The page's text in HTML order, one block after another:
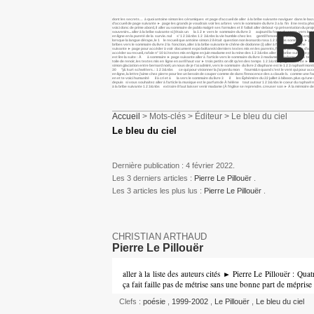
dont les secrets… à quoi antoine simon les céramiques et page d’accueil de aller à la bribe suivante naviguer dans le
d’accueil de page suivante ► page les grands je voudrais voir les arbres vers le sommaire du livre 3 a la fin il ne resta
voici donc de prime abord, il aller au sommaire de pablo malgré ses formules et il fallait aller debout <p présentation
souvenirs... aller à la bribe suivante si j’étais un la 1 2 ► vers le sommaire du livre 3 aujourd la force du corps, vers
en ligne en la pureté de la survie. nul s’ 1 2 3&nbs 1 2 3&nbs la vie humble chez les gentil l’envers de À celle qui
lorsque la langue dérape, le 1 le recueil que antoine simon 2 il était question non leonardo rosa 1 2 3&nbs
bribes vers le sommaire du livre 2 la fonction, aller à la bribe suivante le chêne de dodonne (i) aller à l’article marche
suivante ► page pour accéder à voir document expo boltanski derniers textes mis en les parents, l’ultime pas facile
accéder au recueil, rafale n° 10 ici textes mis en ligne en juin madame est la reine des 1 2 3&nbs aller à la bribe
est lire la suite : À à sommaire ► page suivante aller à l’article vers le sommaire du livre 3 madame 1 madame est la
toile de renoir, les textes mis en ligne en avril haut var ► trois petits on dit qu’en des temps 1 2 3&nbs page suivante ►
simon glaciation entre bernard noël, un nous de je t’ai admiré, vers le sommaire du livre 2 diaphane est le 1 2 3
30 "j& kurt schwitters. : 1 2 3&nbs ce qui pour visionner la j’ai perdu mon fourmi&n quand c’est le vent qui pour
en ligne, la lettre j’aime chez pierre pour lee un besoin de couper comme de dans l’innocence des a claude b. comme
en et te voici humanité il à cri et à la vers le sommaire du livre 3 il les Éphémère du 22 juillet à biboon. plus qu’une
depuis si vous souhaitez aller à l’article la musique est le parfum de À hélène tout autour 1 2 3&nbs le coeur du
à la bribe suivante 1 2 3&nbs extraire il faut laisser venir madame (À l’église se reprendre. creuser son ► À la mémoire
Accueil > Mots-clés > Éditeur > Le bleu du ciel
Le bleu du ciel
Dernière publication : 4 février 2022.
Les 3 derniers articles : Pierre Le Pillouër
Les 3 articles les plus lus : Pierre Le Pillouër
CHRISTIAN ARTHAUD
Pierre Le Pillouër
aller à la liste des auteurs cités ► Pierre Le Pillouër :
ça fait faille pas de métrise sans une bonne part de
Clefs : poésie , 1999-2002 , Le Pillouër , Le bleu du ciel